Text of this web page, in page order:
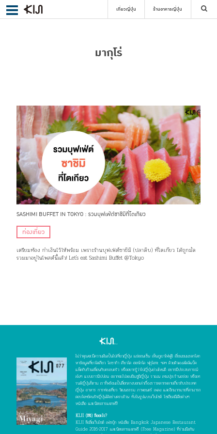
เที่ยวญี่ปุ่น ร้านอาหารญี่ปุ่น
ค้นหา
มากุโร่
SASHIMI BUFFET IN TOKYO : รวมบุฟเฟ่ต์ซาชิมิที่โตเกียว
ท่องเที่ยว
เตรียมท้อง กำเงินไว้ให้พร้อม เพราะร้านบุฟเฟ่ต์ซาชิมิ (ปลาดิบ) ที่โตเกียว ได้ถูกมัด
รวมมาอยู่ในโพสต์นี้แล้ว! Let's eat Sashimi Buffet @Tokyo
ไม่ว่าคุณจะมีความฝันเป็นไปเที่ยวญี่ปุ่น แช่ออนเซ็น เห็นภูเขาไฟฟูจิ เยี่ยมชมมรดกโลก
หาข้อมูลเที่ยวโตเกียว โอซาก้า เกียวโต ฮอกไกโด ฟุกุโอกะ ฯลฯ ด้วยตัวเองสไตล์แบ็ค
แพ็คกับก๊วนเพื่อนกับครอบครัว หรืออยากรู้ว่าไปญี่ปุ่นช่วงไหนดี อยากมีประสบการณ์
เจ๋งๆ แบบชาวนิปปอน อยากจะไปลองชิมซูชิญี่ปุ่น ราเมน เทมปุระร้านอร่อย หรือเท
รนด์ญี่ปุ่นก็ตาม เราก็พร้อมเป็นสื่อกลางบอกเล่าเรื่องราวหลากหลายเกี่ยวกับประเทศ
ญี่ปุ่น อาหาร การท่องเที่ยว วัฒนธรรม ภาพยนตร์ เพลง และอีกมากมายที่สามารถ
ตอบโจทย์คนรักญี่ปุ่นได้อย่างครบถ้วน ทั้งในรูปแบบเว็บไซต์ โซเชียลมีเดียต่างๆ
หนังสือ และนิตยสารแจกฟรี!
KIJI (คิจิ) คืออะไร?
KIJI คือสื่อเว็บไซต์ เฟซบุ๊ก หนังสือ Bangkok Japanese Restaurant
Guide 2016-2017 และนิตยสารแจกฟรี (Free Magazine) ที่ร่วมมือกัน